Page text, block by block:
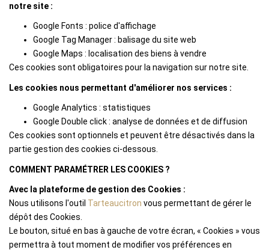
notre site :
Google Fonts : police d'affichage
Google Tag Manager : balisage du site web
Google Maps : localisation des biens à vendre
Ces cookies sont obligatoires pour la navigation sur notre site.
Les cookies nous permettant d'améliorer nos services :
Google Analytics : statistiques
Google Double click : analyse de données et de diffusion
Ces cookies sont optionnels et peuvent être désactivés dans la
partie gestion des cookies ci-dessous.
COMMENT PARAMÉTRER LES COOKIES ?
Avec la plateforme de gestion des Cookies :
Nous utilisons l'outil Tarteaucitron vous permettant de gérer le
dépôt des Cookies.
Le bouton, situé en bas à gauche de votre écran, « Cookies » vous
permettra à tout moment de modifier vos préférences en